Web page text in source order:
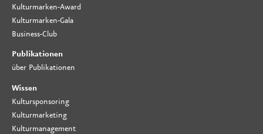
Kulturmarken-Award
Kulturmarken-Gala
Business-Club
Publikationen
über Publikationen
Wissen
Kultursponsoring
Kulturmarketing
Kulturmanagement